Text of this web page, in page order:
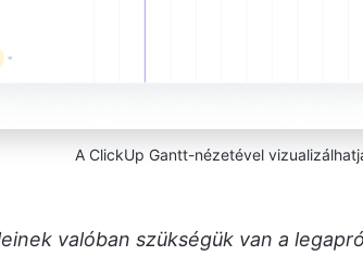
A ClickUp Gantt-nézetével
valóban szükségük van a